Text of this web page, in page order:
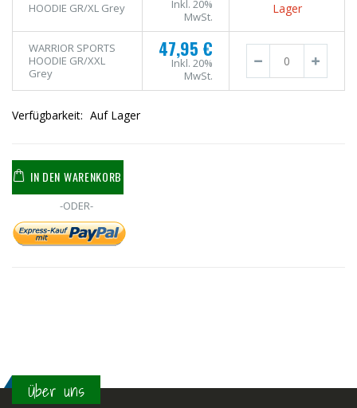
HOODIE GR/XL Grey
Inkl. 20%
MwSt.
Lager
WARRIOR SPORTS
HOODIE GR/XXL
Grey
47,95 €
Inkl. 20%
MwSt.
Verfügbarkeit: Auf Lager
IN DEN WARENKORB
-ODER-
Über uns